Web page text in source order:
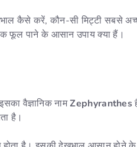
कैसे करें, कौन-सी मिट्टी सबसे
फूल पाने के आसान उपाय क्या हैं।
वैज्ञानिक नामZephyranthes
है।